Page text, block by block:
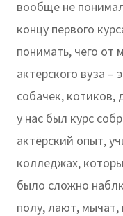
вообще не
концу первого
понимать, чего от
актерского вуза –
собачек,
у нас был курс
актёрский опыт,
колледжах,
было сложно
полу, лают, мычат,